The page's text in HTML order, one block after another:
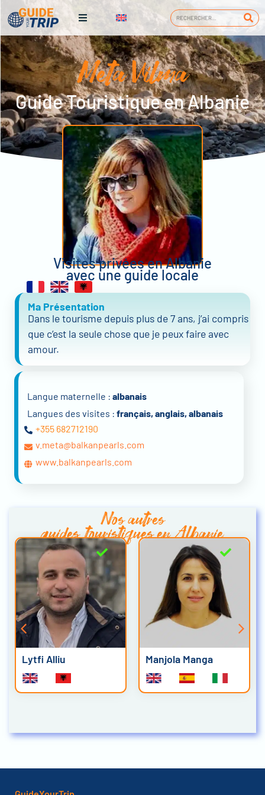
Meta Vilma
Guide Touristique en Albanie
Visites privées en Albanie
avec une guide locale
Ma Présentation
Dans le tourisme depuis plus de 7 ans, j’ai compris
que c’est la seule chose que je peux faire avec
amour.
Langue maternelle : albanais
Langues des visites : français, anglais, albanais
+355 682712190
v.meta@balkanpearls.com
www.balkanpearls.com
Nos autres
guides touristiques en Albanie
Lytfi Alliu Manjola Manga